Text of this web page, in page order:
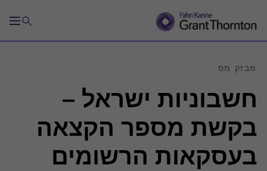
חשבוניות ישראל –
בקשת מספר הקצאה
בעסקאות הרשומים
מבזק מס